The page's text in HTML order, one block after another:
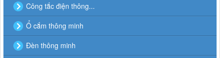
Công tắc điện thông...
Ổ cắm thông minh
Đèn thông minh